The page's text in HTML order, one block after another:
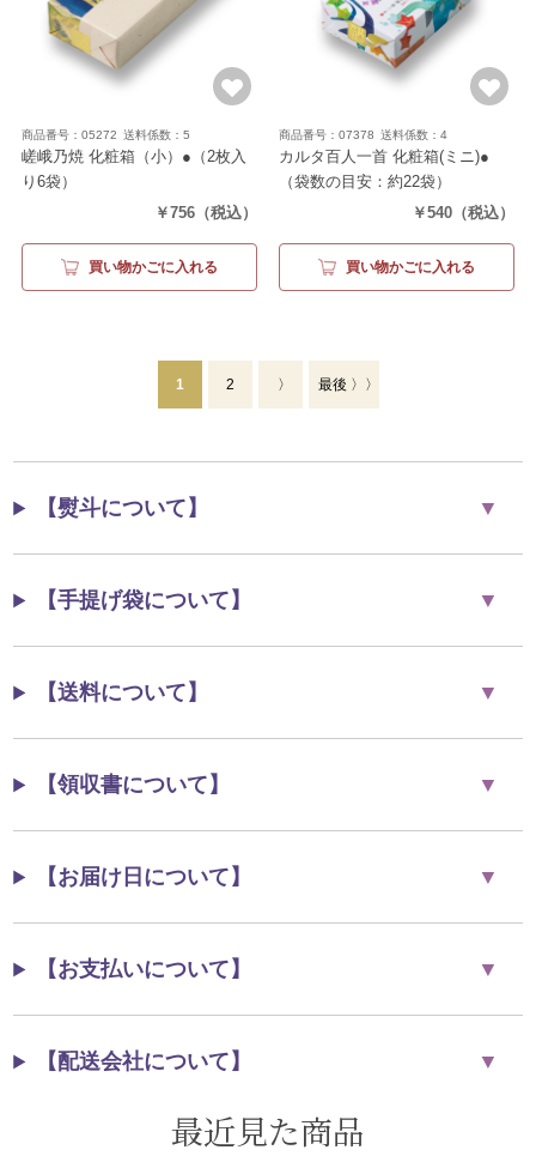
商品番号：05272 送料係数：5
嵯峨乃焼 化粧箱（小）● （2枚入
り6袋）
￥756 （税込）
買い物かごに入れる
商品番号：07378 送料係数：4
カルタ百人一首 化粧箱(ミニ)●
（袋数の目安：約22袋）
￥540 （税込）
買い物かごに入れる
1 2 〉 最後 〉〉
【熨斗について】
【手提げ袋について】
【送料について】
【領収書について】
【お届け日について】
【お支払いについて】
【配送会社について】
最近見た商品